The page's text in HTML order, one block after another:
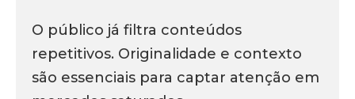
O público já filtra conteúdos
repetitivos. Originalidade e contexto
são essenciais para captar atenção em